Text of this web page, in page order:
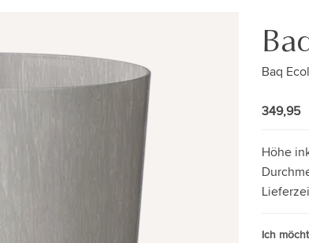
Baq
349,95
Höhe
Ich